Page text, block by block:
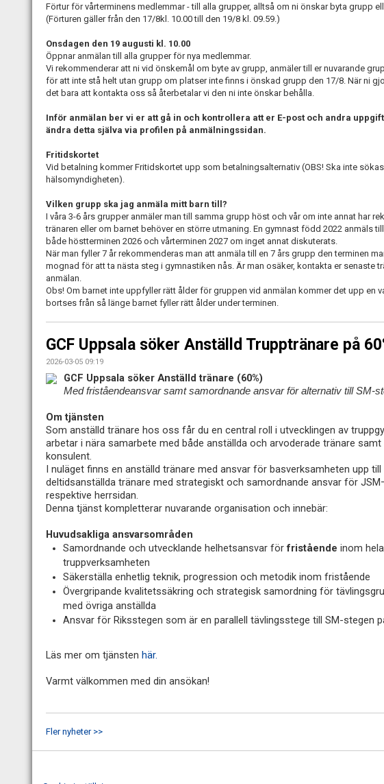
Förtur för vårterminens medlemmar - till alla grupper, alltså om ni önskar byta grupp
(Förturen gäller från den 17/8kl. 10.00 till den 19/8 kl. 09.59.)
Onsdagen den 19 augusti kl. 10.00
Öppnar anmälan till alla grupper för nya medlemmar.
Vi rekommenderar att ni vid önskemål om byte av grupp, anmäler till er nuvarande
för att inte stå helt utan grupp om platser inte finns i önskad grupp den 17/8. När ni
det bara att kontakta oss så återbetalar vi den ni inte önskar behålla.
Inför anmälan ber vi er att gå in och kontrollera att er E-post och andra
ändra detta själva via profilen på anmälningssidan.
Fritidskortet
Vid betalning kommer Fritidskortet upp som betalningsalternativ (OBS! Ska inte
hälsomyndigheten).
Vilken grupp ska jag anmäla mitt barn till?
I våra 3-6 års grupper anmäler man till samma grupp höst och vår om inte annat har
tränaren eller om barnet behöver en större utmaning. En gymnast född 2022 anmäls
både höstterminen 2026 och vårterminen 2027 om inget annat diskuterats.
När man fyller 7 år rekommenderas man att anmäla till en 7 års grupp den terminen
mognad för att ta nästa steg i gymnastiken nås. Är man osäker, kontakta er senaste
anmälan.
Obs! Om barnet inte uppfyller rätt ålder för gruppen vid anmälan kommer det upp en
bortses från så länge barnet fyller rätt ålder under terminen.
GCF Uppsala söker Anställd Trupptränare på
2026-03-05 09:19
GCF Uppsala söker Anställd tränare (60%)
Med friståendeansvar samt samordnande ansvar för alternativ till SM-
Om tjänsten
Som anställd tränare hos oss får du en central roll i utvecklingen av
arbetar i nära samarbete med både anställda och arvoderade tränare
konsulent.
I nuläget finns en anställd tränare med ansvar för basverksamheten upp
deltidsanställda tränare med strategiskt och samordnande ansvar för
respektive herrsidan.
Denna tjänst kompletterar nuvarande organisation och innebär:
Huvudsakliga ansvarsområden
Samordnande och utvecklande helhetsansvar förfristående inom hela
truppverksamheten
Säkerställa enhetlig teknik, progression och metodik inom fristående
Övergripande kvalitetssäkring och strategisk samordning för
med övriga anställda
Ansvar för Riksstegen som är en parallell tävlingsstege till SM-stegen
Läs mer om tjänsten här.
Varmt välkommen med din ansökan!
Fler nyheter >>